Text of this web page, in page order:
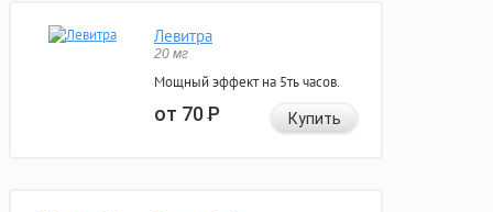
Левитра
20 мг
Мощный эффект на 5ть часов.
от 70Р Купить